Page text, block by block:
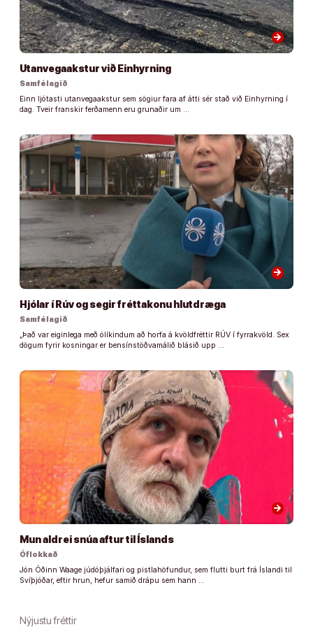
arrow_forward
Utanvegaakstur við Einhyrning
Samfélagið
Einn ljótasti utanvegaakstur sem sögiur fara af átti sér stað við Einhyrning í
dag. Tveir franskir ferðamenn eru grunaðir um …
arrow_forward
Hjólar í Rúv og segir fréttakonu hlutdræga
Samfélagið
„Það var eiginlega með ólíkindum að horfa á kvöldfréttir RÚV í fyrrakvöld. Sex
dögum fyrir kosningar er bensínstöðvamálið blásið upp …
arrow_forward
Mun aldrei snúa aftur til Íslands
Óflokkað
Jón Óðinn Waage júdóþjálfari og pistlahöfundur, sem flutti burt frá Íslandi til
Svíþjóðar, eftir hrun, hefur samið drápu sem hann …
Nýjustu fréttir